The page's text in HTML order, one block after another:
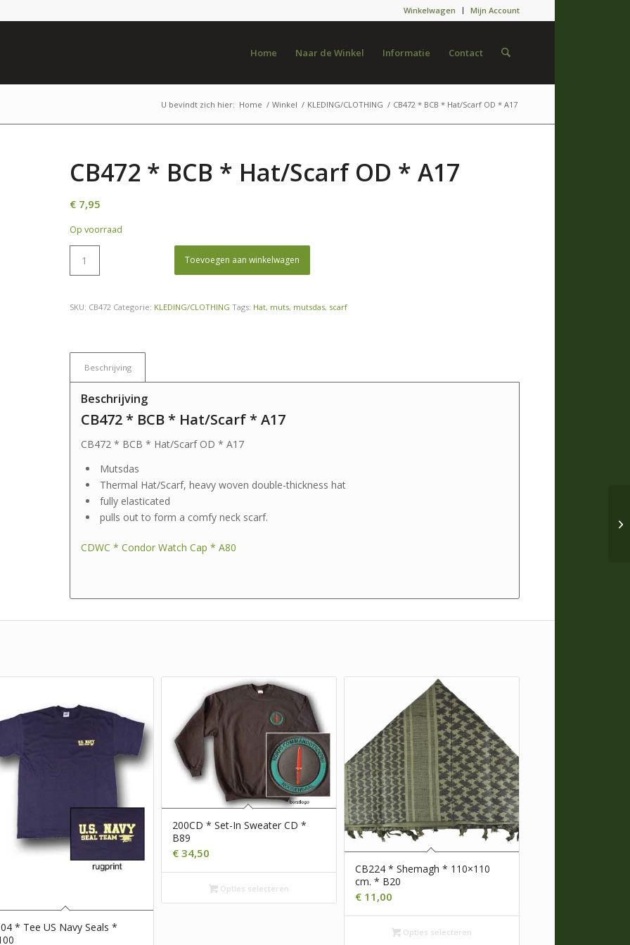
Winkelwagen Mijn Account
Home Naar de Winkel Informatie Contact
U bevindt zich hier: Home / Winkel / KLEDING/CLOTHING / CB472 * BCB * Hat/Scarf OD * A17
CB472 * BCB * Hat/Scarf OD * A17
€7,95
Op voorraad
Toevoegen aan winkelwagen
SKU: CB472 Categorie: KLEDING/CLOTHING Tags: Hat, muts, mutsdas, scarf
Beschrijving
Beschrijving
CB472 * BCB * Hat/Scarf * A17
CB472 * BCB * Hat/Scarf OD * A17
Mutsdas
Thermal Hat/Scarf, heavy woven double-thickness hat
fully elasticated
pulls out to form a comfy neck scarf.
CDWC * Condor Watch Cap * A80
* Tee US Navy Seals *
200CD * Set-In Sweater CD *
B89
€ 34,50
Opties selecteren
CB224 * Shemagh * 110×110
cm. * B20
€ 11,00
Opties selecteren